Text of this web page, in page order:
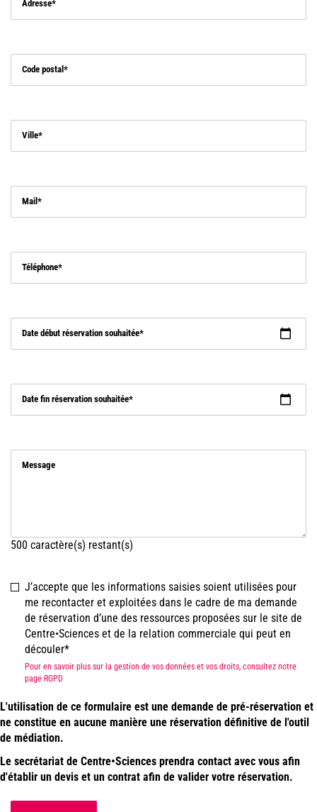
Adresse
Code postal
Ville
Mail
Téléphone
Date début réservation souhaitée
Date fin réservation souhaitée
Message
500 caractère(s) restant(s)
J’accepte que les informations saisies soient utilisées pour
me recontacter et exploitées dans le cadre de ma demande
de réservation d’une des ressources proposées sur le site de
Centre•Sciences et de la relation commerciale qui peut en
découler
Pour en savoir plus sur la gestion de vos données et vos droits, consultez notre
page RGPD
L'utilisation de ce formulaire est une demande de pré-réservation et
ne constitue en aucune manière une réservation définitive de l'outil
de médiation.
Le secrétariat de Centre•Sciences prendra contact avec vous afin
d'établir un devis et un contrat afin de valider votre réservation.